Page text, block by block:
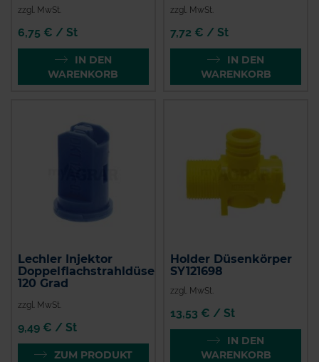
zzgl. MwSt.
6,75 € / St
IN DEN
WARENKORB
zzgl. MwSt.
7,72 € / St
IN DEN
WARENKORB
Lechler Injektor
Doppelflachstrahldüse
120 Grad
zzgl. MwSt.
9,49 € / St
ZUM PRODUKT
Holder Düsenkörper
SY121698
zzgl. MwSt.
13,53 € / St
IN DEN
WARENKORB